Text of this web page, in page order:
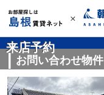
来店予約
お問い合わせ物件